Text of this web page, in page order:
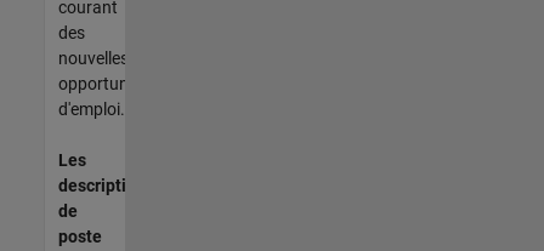
courant
des
nouvelles
opportunités
d'emploi.
Les
descriptions
de
poste